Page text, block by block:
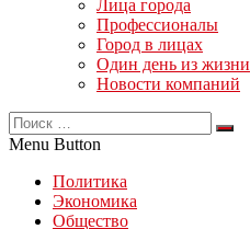
Лица города
Профессионалы
Город в лицах
Один день из жизни
Новости компаний
Menu Button
Политика
Экономика
Общество